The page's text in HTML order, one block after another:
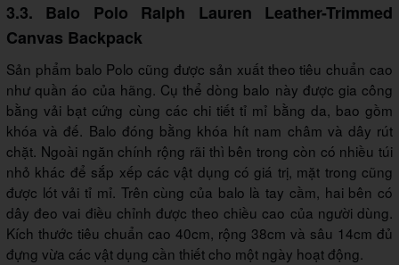
3.3. Balo Polo Ralph Lauren Leather-Trimmed
Canvas Backpack
Sản phẩm balo Polo cũng được sản xuất theo tiêu chuẩn cao
như quần áo của hãng. Cụ thể dòng balo này được gia công
bằng vải bạt cứng cùng các chi tiết tỉ mỉ bằng da, bao gồm
khóa và đế. Balo đóng bằng khóa hít nam châm và dây rút
chặt. Ngoài ngăn chính rộng rãi thì bên trong còn có nhiều túi
nhỏ khác để sắp xếp các vật dụng có giá trị, mặt trong cũng
được lót vải tỉ mỉ. Trên cùng của balo là tay cầm, hai bên có
dây đeo vai điều chỉnh được theo chiều cao của người dùng.
Kích thước tiêu chuẩn cao 40cm, rộng 38cm và sâu 14cm đủ
đựng vừa các vật dụng cần thiết cho một ngày hoạt động.